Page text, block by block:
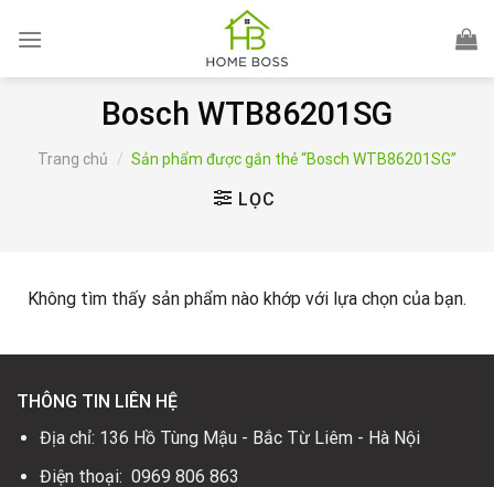
Bosch WTB86201SG
Trang chủ / Sản phẩm được gắn thẻ “Bosch WTB86201SG”
LỌC
Không tìm thấy sản phẩm nào khớp với lựa chọn của bạn.
THÔNG TIN LIÊN HỆ
Địa chỉ: 136 Hồ Tùng Mậu - Bắc Từ Liêm - Hà Nội
Điện thoại: 0969 806 863